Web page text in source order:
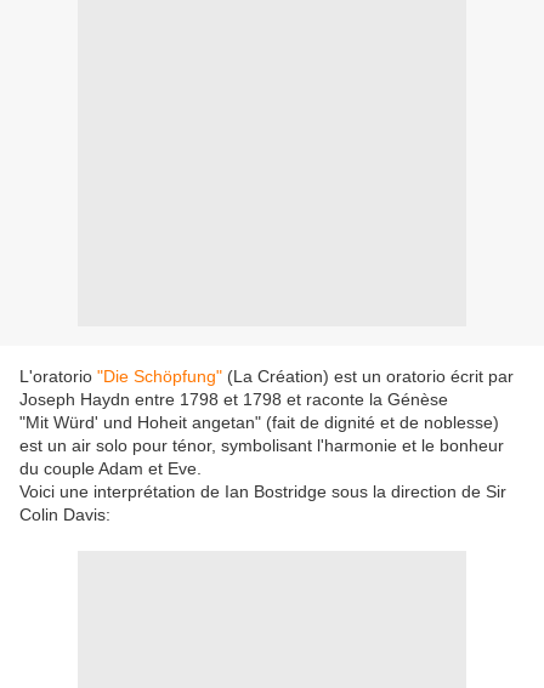
L'oratorio "Die Schöpfung" (La Création) est un oratorio écrit par
Joseph Haydn entre 1798 et 1798 et raconte la Génèse
"Mit Würd' und Hoheit angetan" (fait de dignité et de noblesse)
est un air solo pour ténor, symbolisant l'harmonie et le bonheur
du couple Adam et Eve.
Voici une interprétation de Ian Bostridge sous la direction de Sir
Colin Davis: